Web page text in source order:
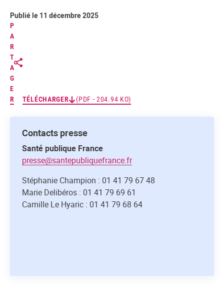
P
A
R
T
A
G
E
R
TÉLÉCHARGER (PDF - 204.94 KO)
Publié le 11 décembre 2025
Contacts presse
Santé publique France
presse@santepubliquefrance.fr
Stéphanie Champion : 01 41 79 67 48
Marie Delibéros : 01 41 79 69 61
Camille Le Hyaric : 01 41 79 68 64